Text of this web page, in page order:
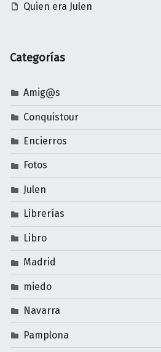
Quien era Julen
Categorías
Amig@s
Conquistour
Encierros
Fotos
Julen
Librerías
Libro
Madrid
miedo
Navarra
Pamplona